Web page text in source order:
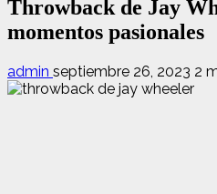
Throwback de Jay
momentos pasionales
admin septiembre 26, 2023 2